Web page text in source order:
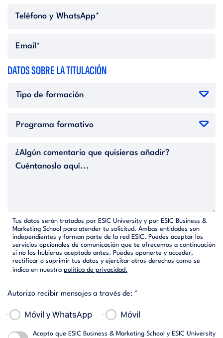
DATOS SOBRE LA TITULACIÓN
Tus datos serán tratados por ESIC University y por ESIC Business &
Marketing School para atender tu solicitud. Ambas entidades son
independientes y forman parte de la red ESIC. Puedes aceptar los
servicios opcionales de comunicación que te ofrecemos a continuación
si no los hubieras aceptado antes. Puedes oponerte y acceder,
rectificar o suprimir tus datos y ejercitar otros derechos como se
indica en nuestra política de privacidad.
Autorizo recibir mensajes a través de: *
Móvil y WhatsApp Móvil
Acepto que ESIC Business & Marketing School y ESIC University